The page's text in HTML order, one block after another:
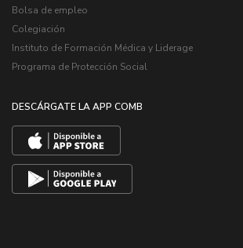
Bolsa de empleo
Colegiación
Instituto de Formación Médica y Liderage
Programa de Protección Social
DESCÁRGATE LA APP COMB